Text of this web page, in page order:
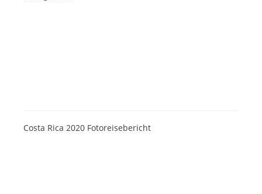
Costa Rica 2020 Fotoreisebericht